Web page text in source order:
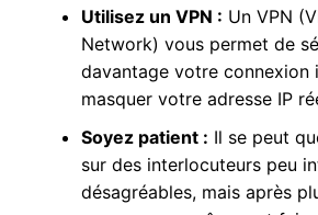
Utilisez un VPN : Un VPN
Network) vous permet de
davantage votre connexion
masquer votre adresse IP
Soyez patient : Il se peut
sur des interlocuteurs peu
désagréables, mais après